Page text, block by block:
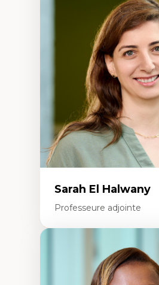
Fragmentation des
Analyse multi-plateforme
médiatiques
Analyse des
travers les données
Recherche quantitative et
les auditoires médiatiques
Épistémologie des
numérique et l’IA
Théorie des droits de la
La pensée politique
La pensée politique à l’ère
Justice internationale et
internationales
Sarah El Halwany
Professeure adjointe
Les apports pédagogiques
l'affect, du
dans l'éducation aux